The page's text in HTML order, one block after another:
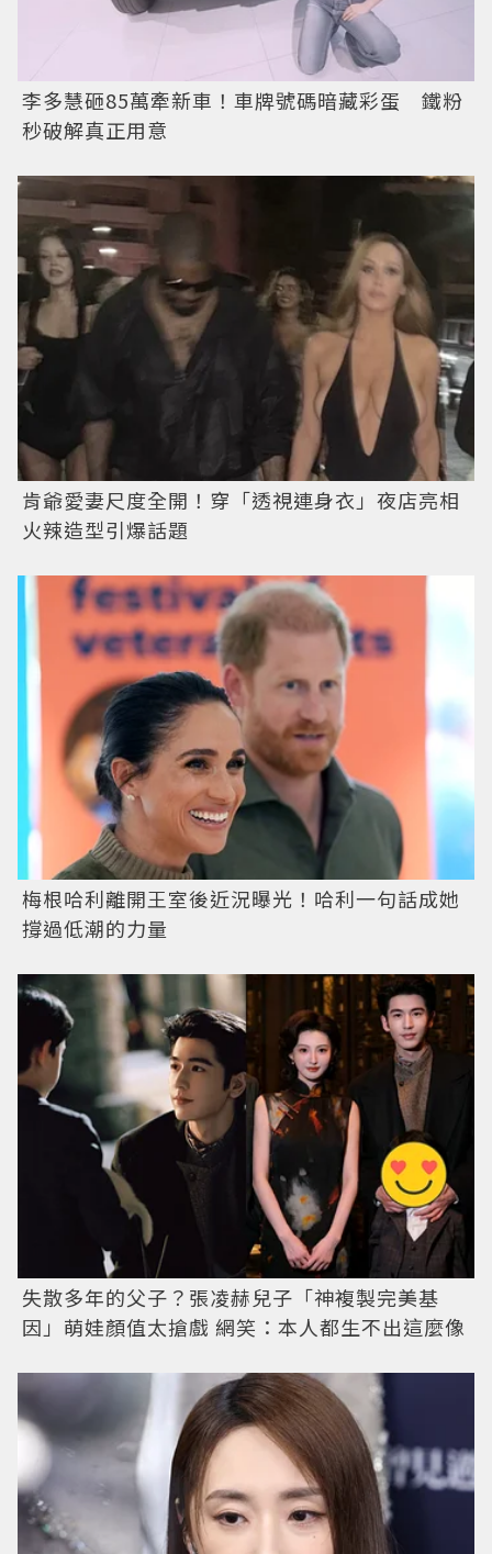
李多慧砸85萬牽新車！車牌號碼暗藏彩蛋 鐵粉
秒破解真正用意
肯爺愛妻尺度全開！穿「透視連身衣」夜店亮相
火辣造型引爆話題
梅根哈利離開王室後近況曝光！哈利一句話成她
撐過低潮的力量
失散多年的父子？張凌赫兒子「神複製完美基
因」萌娃顏值太搶戲 網笑：本人都生不出這麼像